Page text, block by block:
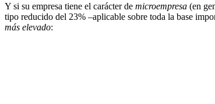
Y si su empresa tiene el carácter de microempresa (en
tipo reducido del 23% –aplicable sobre toda la base
más elevado: